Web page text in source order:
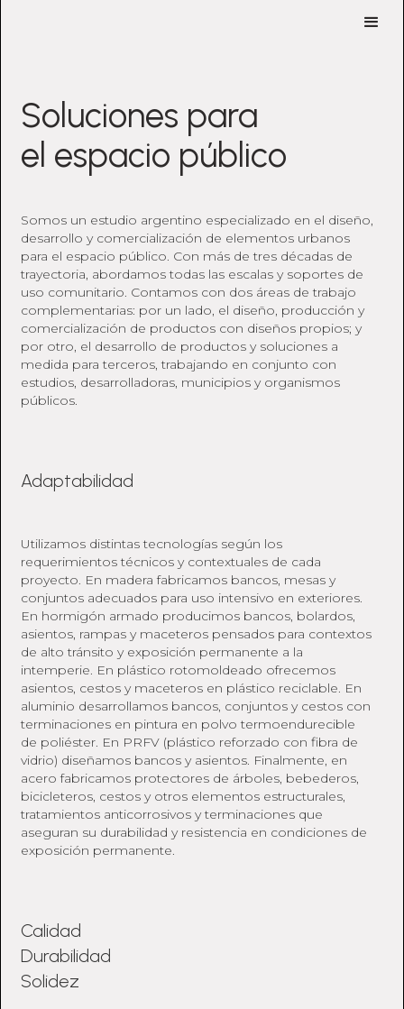
Soluciones para
el espacio público
Somos un estudio argentino especializado en el diseño,
desarrollo y comercialización de elementos urbanos
para el espacio público. Con más de tres décadas de
trayectoria, abordamos todas las escalas y soportes de
uso comunitario. Contamos con dos áreas de trabajo
complementarias: por un lado, el diseño, producción y
comercialización de productos con diseños propios; y
por otro, el desarrollo de productos y soluciones a
medida para terceros, trabajando en conjunto con
estudios, desarrolladoras, municipios y organismos
públicos.
Adaptabilidad
Utilizamos distintas tecnologías según los
requerimientos técnicos y contextuales de cada
proyecto. En madera fabricamos bancos, mesas y
conjuntos adecuados para uso intensivo en exteriores.
En hormigón armado producimos bancos, bolardos,
asientos, rampas y maceteros pensados para contextos
de alto tránsito y exposición permanente a la
intemperie. En plástico rotomoldeado ofrecemos
asientos, cestos y maceteros en plástico reciclable. En
aluminio desarrollamos bancos, conjuntos y cestos con
terminaciones en pintura en polvo termoendurecible
de poliéster. En PRFV (plástico reforzado con fibra de
vidrio) diseñamos bancos y asientos. Finalmente, en
acero fabricamos protectores de árboles, bebederos,
bicicleteros, cestos y otros elementos estructurales,
tratamientos anticorrosivos y terminaciones que
aseguran su durabilidad y resistencia en condiciones de
exposición permanente.
Calidad
Durabilidad
Solidez